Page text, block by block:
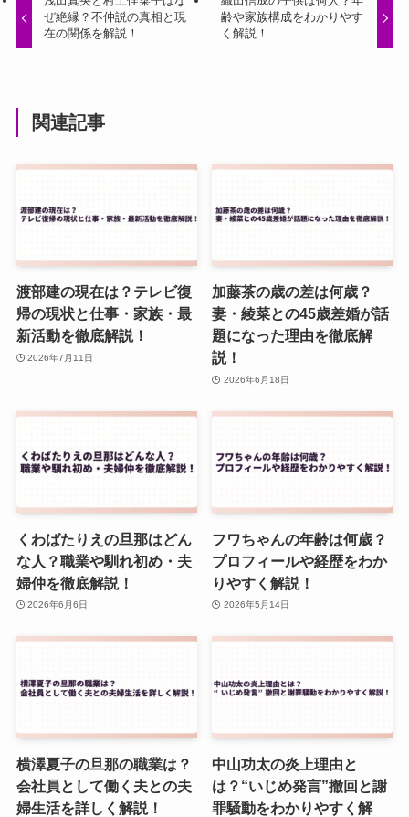
ぜ絶縁？不仲説の真相と現
在の関係を解説！
齢や家族構成をわかりやす
く解説！
関連記事
渡部建の現在は？テレビ復
帰の現状と仕事・家族・最
新活動を徹底解説！
2026年7月11日
加藤茶の歳の差は何歳？
妻・綾菜との45歳差婚が話
題になった理由を徹底解
説！
2026年6月18日
くわばたりえの旦那はどん
な人？職業や馴れ初め・夫
婦仲を徹底解説！
2026年6月6日
フワちゃんの年齢は何歳？
プロフィールや経歴をわか
りやすく解説！
2026年5月14日
横澤夏子の旦那の職業は？
会社員として働く夫との夫
婦生活を詳しく解説！
中山功太の炎上理由と
は？“いじめ発言”撤回と謝
罪騒動をわかりやすく解